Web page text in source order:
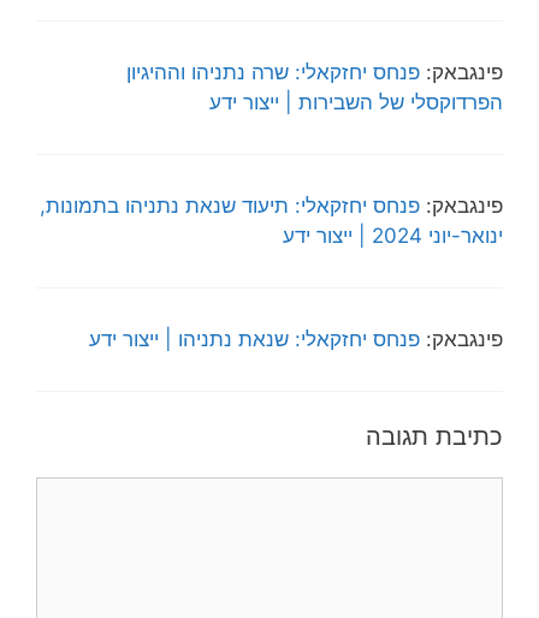
פינגבאק: פנחס יחזקאלי: שרה נתניהו וההיגיון
הפרדוקסלי של השבירות | ייצור ידע
פינגבאק: פנחס יחזקאלי: תיעוד שנאת נתניהו בתמונות,
ינואר-יוני 2024 | ייצור ידע
פינגבאק: פנחס יחזקאלי: שנאת נתניהו | ייצור ידע
כתיבת תגובה